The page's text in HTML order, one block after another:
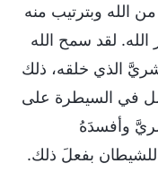
الله وبترتيب منه
لقد سمح الله
الذي خلقه، ذلك
في السيطرة على
وأفسدَهُ
بفعلَ ذلك.